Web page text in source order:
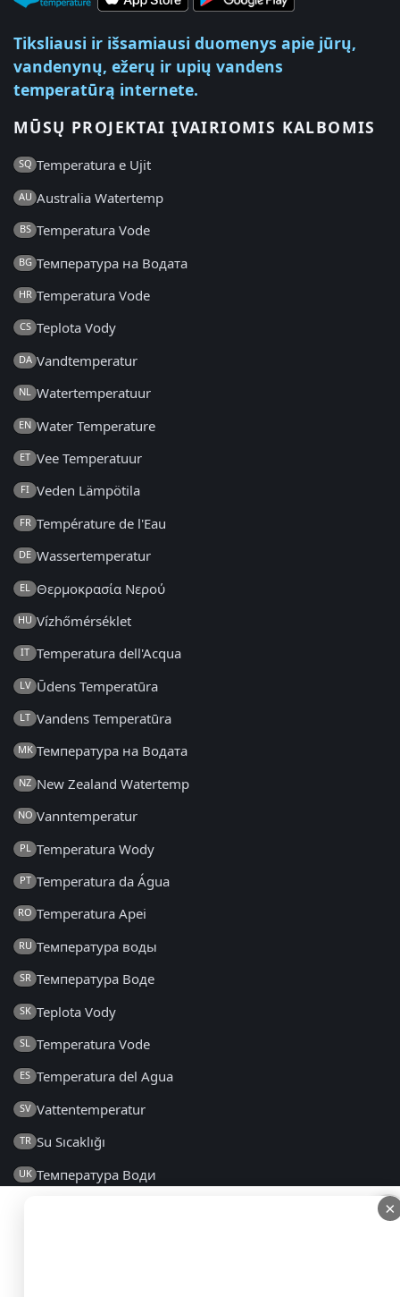
×
Tiksliausi ir išsamiausi duomenys apie jūrų,
vandenynų, ežerų ir upių vandens
temperatūrą internete.
MŪSŲ PROJEKTAI ĮVAIRIOMIS KALBOMIS
SQ Temperatura e Ujit
AU Australia Watertemp
BS Temperatura Vode
BG Температура на Водата
HR Temperatura Vode
CS Teplota Vody
DA Vandtemperatur
NL Watertemperatuur
EN Water Temperature
ET Vee Temperatuur
FI Veden Lämpötila
FR Température de l'Eau
DE Wassertemperatur
EL Θερμοκρασία Νερού
HU Vízhőmérséklet
IT Temperatura dell'Acqua
LV Ūdens Temperatūra
LT Vandens Temperatūra
MK Температура на Водата
NZ New Zealand Watertemp
NO Vanntemperatur
PL Temperatura Wody
PT Temperatura da Água
RO Temperatura Apei
RU Температура воды
SR Температура Воде
SK Teplota Vody
SL Temperatura Vode
ES Temperatura del Agua
SV Vattentemperatur
TR Su Sıcaklığı
UK Температура Води
×